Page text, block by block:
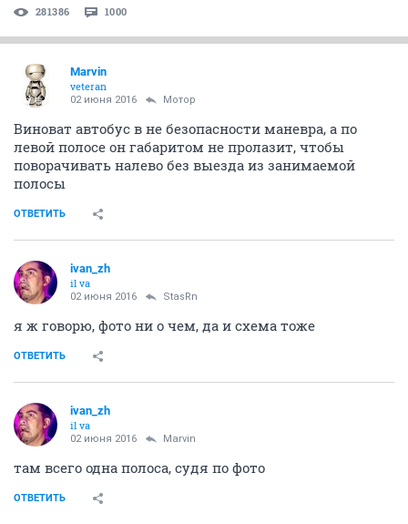
281386 1000
Mаrvin
veteran
02 июня 2016 Мотор
Виноват автобус в не безопасности маневра, а по
левой полосе он габаритом не пролазит, чтобы
поворачивать налево без выезда из занимаемой
полосы
ОТВЕТИТЬ
ivаn_zh
il va
02 июня 2016 StasRn
я ж говорю, фото ни о чем, да и схема тоже
ОТВЕТИТЬ
ivаn_zh
il va
02 июня 2016 Mаrvin
там всего одна полоса, судя по фото
ОТВЕТИТЬ